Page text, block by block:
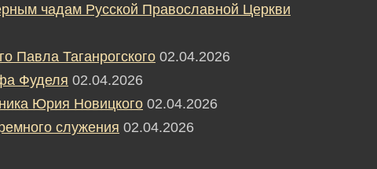
чадам Русской Православной Церкви
Павла Таганрогского 02.04.2026
Фуделя 02.04.2026
Юрия Новицкого 02.04.2026
служения 02.04.2026